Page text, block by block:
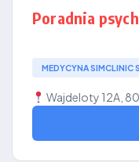
Poradnia
MEDYCYNA
Wajdeloty 12A,